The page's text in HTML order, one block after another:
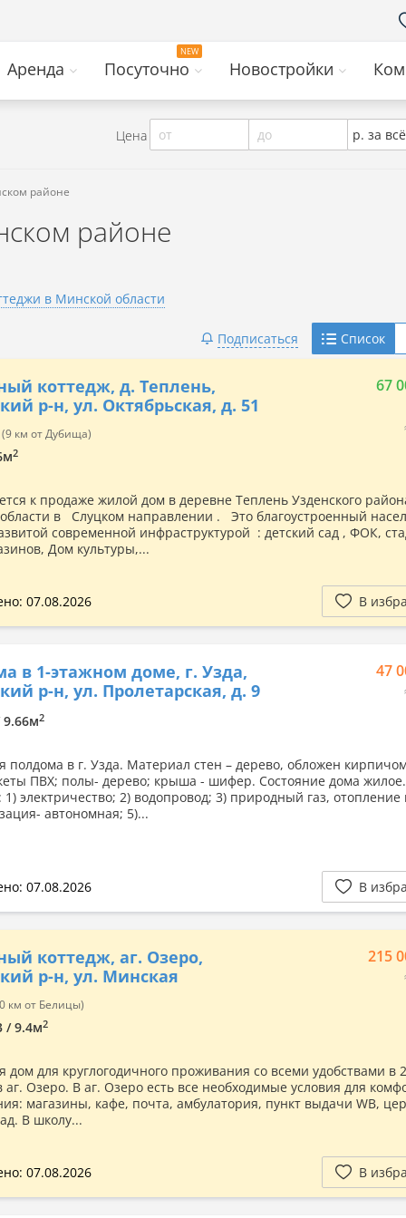
Аренда Посуточно Новостройки
Цена от до р. за всё
районе
районе
в Минской области
Подписаться Список
коттедж, д. Теплень,
р-н, ул. Октябрьская, д. 51
км от Дубища)
67
2
к продаже жилой дом в деревне Теплень Узденского
в Слуцком направлении . Это благоустроенный
современной инфраструктурой : детский сад , ФОК,
Дом культуры,...
07.08.2026 В
в 1-этажном доме, г. Узда,
р-н, ул. Пролетарская, д. 9
47
9.66м2
полдома в г. Узда. Материал стен – дерево, обложен
ПВХ; полы- дерево; крыша - шифер. Состояние дома
1) электричество; 2) водопровод; 3) природный газ, отопление
автономная; 5)...
07.08.2026 В
коттедж, аг. Озеро,
р-н, ул. Минская
км от Белицы)
215
/ 9.4м2
дом для круглогодичного проживания со всеми удобствами в
Озеро. В аг. Озеро есть все необходимые условия для
магазины, кафе, почта, амбулатория, пункт выдачи WB,
В школу...
07.08.2026 В